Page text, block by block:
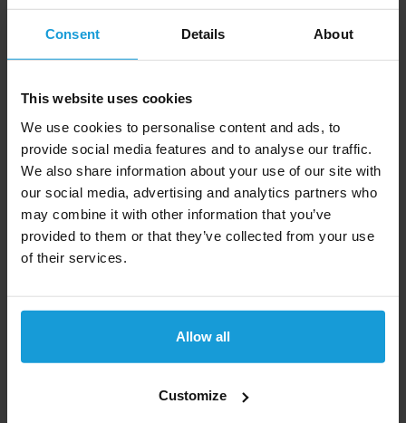
Consent Details About
This website uses cookies
We use cookies to personalise content and ads, to
provide social media features and to analyse our traffic.
We also share information about your use of our site with
our social media, advertising and analytics partners who
may combine it with other information that you’ve
provided to them or that they’ve collected from your use
of their services.
Allow all
Customize
Duidelijk overzicht van uw tegoed
Tegoed is onbeperkt houdbaar
Voordelen kredietrapport wereldwijd
Dit kredietrapport wereldwijd van
Kredietrapportaanvragen.nl heeft de volgende
Snelle inzage kredietwaardigheid
Betrouwbaarste data